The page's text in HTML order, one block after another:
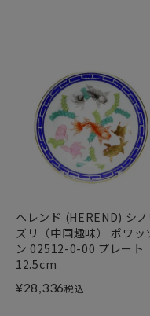
ヘレンド (HEREND) シノ
ズリ（中国趣味） ポワッ
ン 02512-0-00 プレート
12.5cm
¥28,336税込